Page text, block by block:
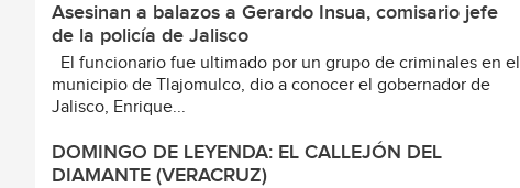
Asesinan a balazos a Gerardo Insua, comisario jefe
de la policía de Jalisco
El funcionario fue ultimado por un grupo de criminales en el
municipio de Tlajomulco, dio a conocer el gobernador de
Jalisco, Enrique...
DOMINGO DE LEYENDA: EL CALLEJÓN DEL
DIAMANTE (VERACRUZ)